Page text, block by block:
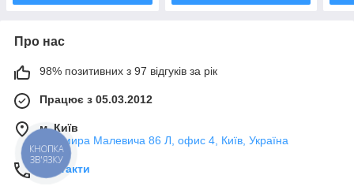
Про нас
98% позитивних з 97 відгуків за рік
Працює з 05.03.2012
м. Київ
Казимира Малевича 86 Л, офис 4, Київ, Україна
Контакти
КНОПКА
ЗВ'ЯЗКУ